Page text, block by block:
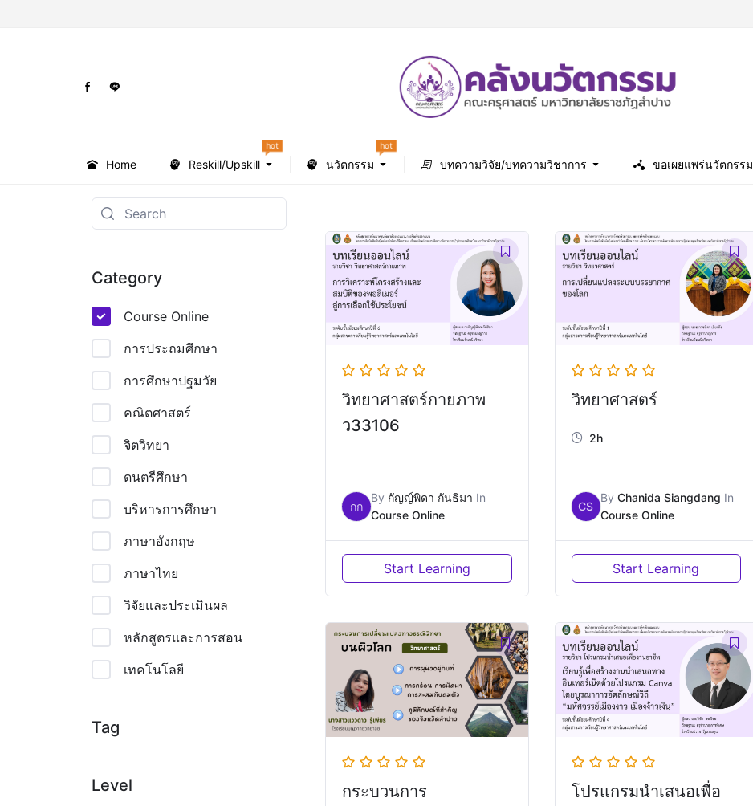
Home Reskill/Upskill
hot
นวัตกรรม
hot
บทความวิจัย/บทความวิชาการ ขอเผยแพร่นวัตกรรม
Category
Course Online
การประถมศึกษา
การศึกษาปฐมวัย
คณิตศาสตร์
จิตวิทยา
ดนตรีศึกษา
บริหารการศึกษา
ภาษาอังกฤษ
ภาษาไทย
วิจัยและประเมินผล
หลักสูตรและการสอน
เทคโนโลยี
Tag
Level
วิทยาศาสตร์กายภาพ
ว33106
กก
By กัญญ์พิดา กันธิมา In
Course Online
Start Learning
วิทยาศาสตร์
2h
CS
By Chanida Siangdang In
Course Online
Start Learning
กระบวนการ
โปรแกรมนำเสนอเพื่อ